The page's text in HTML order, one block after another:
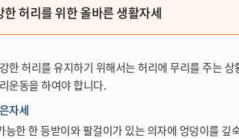
한 허리를 위한 올바른 생활자세
한 허리를 유지하기 위해서는 허리에 무리를 주는
운동을 하여야 합니다.
자세
능한 한 등받이와 팔걸이가 있는 의자에 엉덩이를 깊